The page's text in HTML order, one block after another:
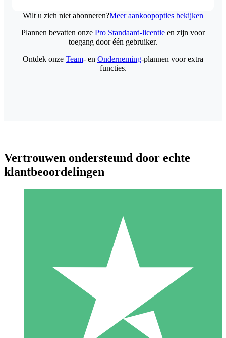
Wilt u zich niet abonneren?Meer aankoopopties bekijken
Individuele Creditpakketten
Betaal per gebruik met downloadtegoeden. Geen maandelijkse
1000
Plannen bevatten onze Pro Standaard-licentie en zijn voor
toegang door één gebruiker.
Ontdek onze Team- en Onderneming-plannen voor extra
functies.
Vertrouwen ondersteund door echte
klantbeoordelingen